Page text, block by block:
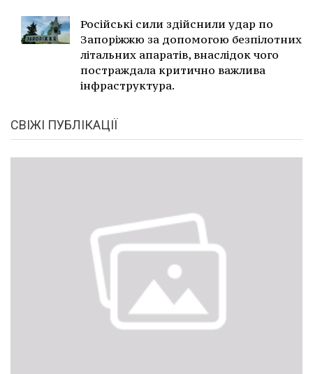
Російські сили здійснили удар по
Запоріжжю за допомогою безпілотних
літальних апаратів, внаслідок чого
постраждала критично важлива
інфраструктура.
СВІЖІ ПУБЛІКАЦІЇ